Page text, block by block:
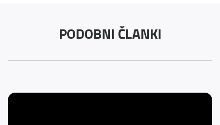
PODOBNI ČLANKI